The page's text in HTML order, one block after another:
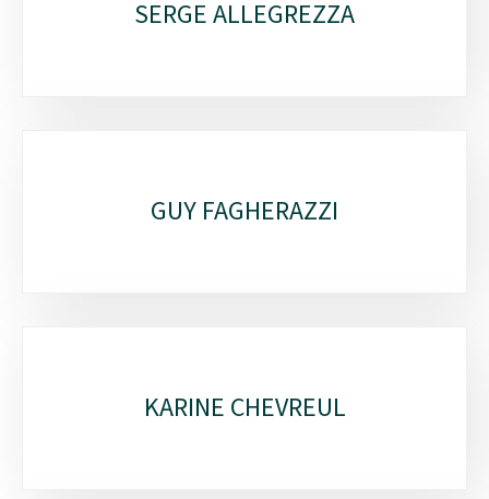
SERGE ALLEGREZZA
GUY FAGHERAZZI
KARINE CHEVREUL